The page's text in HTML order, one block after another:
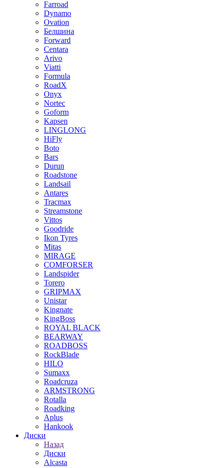
Farroad
Dynamo
Ovation
Белшина
Forward
Centara
Arivo
Viatti
Formula
RoadX
Onyx
Nortec
Goform
Kapsen
LINGLONG
HiFly
Boto
Bars
Durun
Roadstone
Landsail
Antares
Tracmax
Streamstone
Vittos
Goodride
Ikon Tyres
Mitas
MIRAGE
COMFORSER
Landspider
Torero
GRIPMAX
Unistar
Kingnate
KingBoss
ROYAL BLACK
BEARWAY
ROADBOSS
RockBlade
HILO
Sumaxx
Roadcruza
ARMSTRONG
Rotalla
Roadking
Aplus
Hankook
Диски
Назад
Диски
Alcasta